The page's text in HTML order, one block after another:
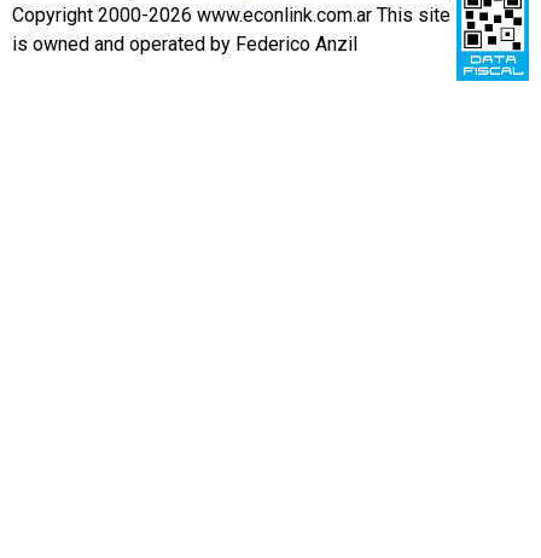
Copyright 2000-2026 www.econlink.com.ar This site
is owned and operated by Federico Anzil